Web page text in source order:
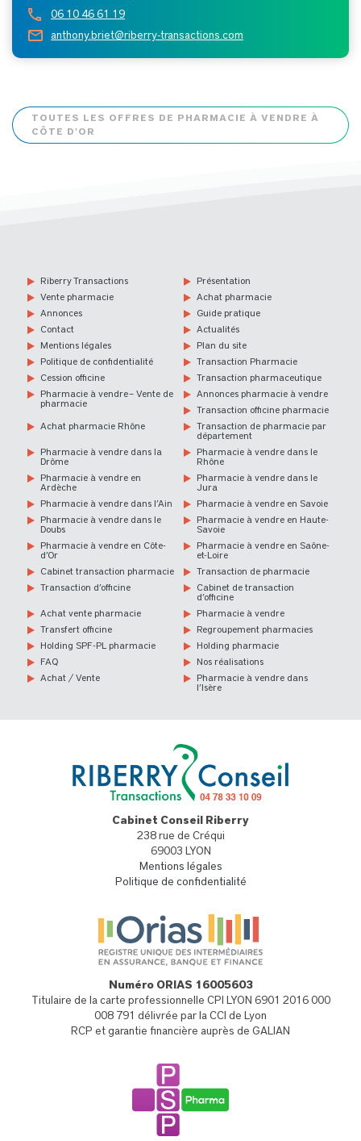
06 10 46 61 19
anthony.briet@riberry-transactions.com
TOUTES LES OFFRES DE PHARMACIE À VENDRE À
CÔTE D'OR
Riberry Transactions
Présentation
Vente pharmacie
Achat pharmacie
Annonces
Guide pratique
Contact
Actualités
Mentions légales
Plan du site
Politique de confidentialité
Transaction Pharmacie
Cession officine
Transaction pharmaceutique
Pharmacie à vendre – Vente de
pharmacie
Annonces pharmacie à vendre
Transaction officine pharmacie
Achat pharmacie Rhône
Transaction de pharmacie par
département
Pharmacie à vendre dans la
Drôme
Pharmacie à vendre dans le
Rhône
Pharmacie à vendre en
Ardèche
Pharmacie à vendre dans le
Jura
Pharmacie à vendre dans l’Ain
Pharmacie à vendre en Savoie
Pharmacie à vendre dans le
Doubs
Pharmacie à vendre en Haute-
Savoie
Pharmacie à vendre en Côte-
d’Or
Pharmacie à vendre en Saône-
et-Loire
Cabinet transaction pharmacie
Transaction de pharmacie
Transaction d’officine
Cabinet de transaction
d’officine
Achat vente pharmacie
Pharmacie à vendre
Transfert officine
Regroupement pharmacies
Holding SPF-PL pharmacie
Holding pharmacie
FAQ
Nos réalisations
Achat / Vente
Pharmacie à vendre dans
l’Isère
Cabinet Conseil Riberry
238 rue de Créqui
69003 LYON
Mentions légales
Politique de confidentialité
Numéro ORIAS 16005603
Titulaire de la carte professionnelle CPI LYON 6901 2016 000
008 791 délivrée par la CCI de Lyon
RCP et garantie financière auprès de GALIAN